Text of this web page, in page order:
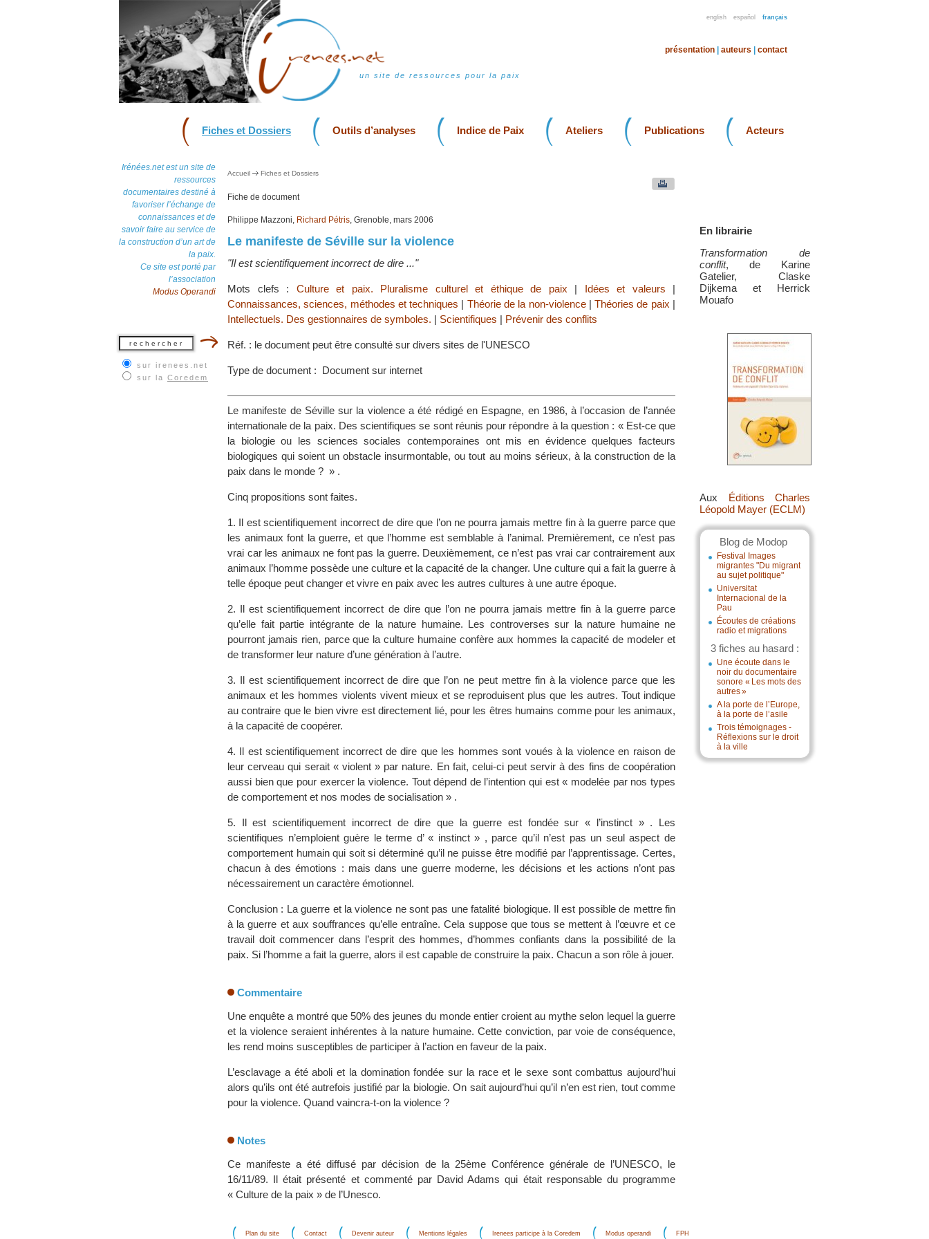
english español français
un site de ressources pour la paix
présentation auteurs contact
Fiches et Dossiers Outils d’analyses Indice de Paix Ateliers Publications Acteurs
Irénées.net est un site de
ressources
documentaires destiné à
favoriser l’échange de
connaissances et de
savoir faire au service de
la construction d’un art de
la paix.
Ce site est porté par
l’association
Modus Operandi
sur irenees.net
sur la Coredem
En librairie
Transformation de
conflit, de Karine
Gatelier, Claske
Dijkema et Herrick
Mouafo
Aux Éditions Charles
Léopold Mayer (ECLM)
Blog de Modop
Festival Images
migrantes "Du migrant
au sujet politique"
Universitat
Internacional de la
Pau
Écoutes de créations
radio et migrations
3 fiches au hasard :
Une écoute dans le
noir du documentaire
sonore « Les mots des
autres »
A la porte de l’Europe,
à la porte de l’asile
Trois témoignages -
Réflexions sur le droit
à la ville
Accueil Fiches et Dossiers
Fiche de document
Philippe Mazzoni, Richard Pétris, Grenoble, mars 2006
Le manifeste de Séville sur la violence
"Il est scientifiquement incorrect de dire ..."
Mots clefs : Culture et paix. Pluralisme culturel et éthique de paix | Idées et valeurs |
Connaissances, sciences, méthodes et techniques | Théorie de la non-violence|Théories de paix |
Intellectuels. Des gestionnaires de symboles. | Scientifiques | Prévenir des conflits
Réf. : le document peut être consulté sur divers sites de l'UNESCO
Type de document : Document sur internet
Le manifeste de Séville sur la violence a été rédigé en Espagne, en 1986, à l’occasion de l’année
internationale de la paix. Des scientifiques se sont réunis pour répondre à la question : « Est-ce que
la biologie ou les sciences sociales contemporaines ont mis en évidence quelques facteurs
biologiques qui soient un obstacle insurmontable, ou tout au moins sérieux, à la construction de la
paix dans le monde ? » .
Cinq propositions sont faites.
1. Il est scientifiquement incorrect de dire que l’on ne pourra jamais mettre fin à la guerre parce que
les animaux font la guerre, et que l’homme est semblable à l’animal. Premièrement, ce n’est pas
vrai car les animaux ne font pas la guerre. Deuxièmement, ce n’est pas vrai car contrairement aux
animaux l’homme possède une culture et la capacité de la changer. Une culture qui a fait la guerre à
telle époque peut changer et vivre en paix avec les autres cultures à une autre époque.
2. Il est scientifiquement incorrect de dire que l’on ne pourra jamais mettre fin à la guerre parce
qu’elle fait partie intégrante de la nature humaine. Les controverses sur la nature humaine ne
pourront jamais rien, parce que la culture humaine confère aux hommes la capacité de modeler et
de transformer leur nature d’une génération à l’autre.
3. Il est scientifiquement incorrect de dire que l’on ne peut mettre fin à la violence parce que les
animaux et les hommes violents vivent mieux et se reproduisent plus que les autres. Tout indique
au contraire que le bien vivre est directement lié, pour les êtres humains comme pour les animaux,
à la capacité de coopérer.
4. Il est scientifiquement incorrect de dire que les hommes sont voués à la violence en raison de
leur cerveau qui serait « violent » par nature. En fait, celui-ci peut servir à des fins de coopération
aussi bien que pour exercer la violence. Tout dépend de l’intention qui est « modelée par nos types
de comportement et nos modes de socialisation » .
5. Il est scientifiquement incorrect de dire que la guerre est fondée sur « l’instinct » . Les
scientifiques n’emploient guère le terme d’ « instinct » , parce qu’il n’est pas un seul aspect de
comportement humain qui soit si déterminé qu’il ne puisse être modifié par l’apprentissage. Certes,
chacun à des émotions : mais dans une guerre moderne, les décisions et les actions n’ont pas
nécessairement un caractère émotionnel.
Conclusion : La guerre et la violence ne sont pas une fatalité biologique. Il est possible de mettre fin
à la guerre et aux souffrances qu’elle entraîne. Cela suppose que tous se mettent à l’œuvre et ce
travail doit commencer dans l’esprit des hommes, d’hommes confiants dans la possibilité de la
paix. Si l’homme a fait la guerre, alors il est capable de construire la paix. Chacun a son rôle à jouer.
Commentaire
Une enquête a montré que 50% des jeunes du monde entier croient au mythe selon lequel la guerre
et la violence seraient inhérentes à la nature humaine. Cette conviction, par voie de conséquence,
les rend moins susceptibles de participer à l’action en faveur de la paix.
L’esclavage a été aboli et la domination fondée sur la race et le sexe sont combattus aujourd’hui
alors qu’ils ont été autrefois justifié par la biologie. On sait aujourd’hui qu’il n’en est rien, tout comme
pour la violence. Quand vaincra-t-on la violence ?
Notes
Ce manifeste a été diffusé par décision de la 25ème Conférence générale de l’UNESCO, le
16/11/89. Il était présenté et commenté par David Adams qui était responsable du programme
« Culture de la paix » de l’Unesco.
Plan du site Contact Devenir auteur Mentions légales Irenees participe à la Coredem Modus operandi FPH